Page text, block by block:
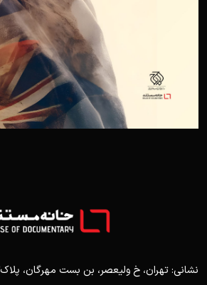
نشانی: تهران، خ ولیعصر، بن بست مهرگان، پلاک3